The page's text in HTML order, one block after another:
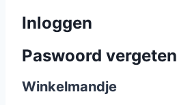
Inloggen
Paswoord vergeten
Winkelmandje